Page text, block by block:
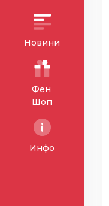
Новини
Фен
Шоп
Инфо